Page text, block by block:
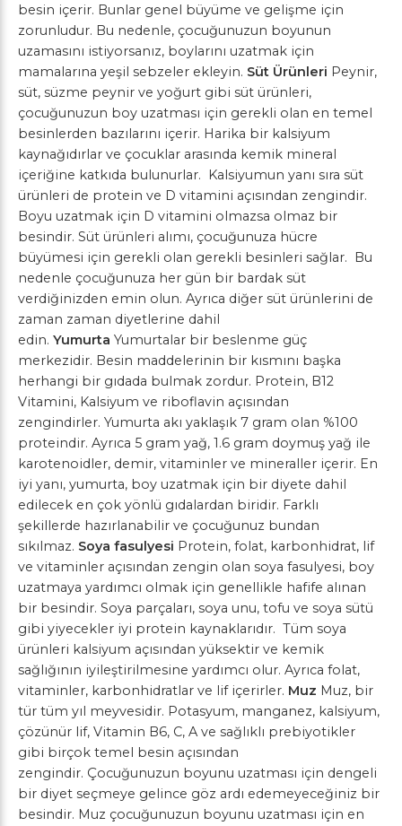
besin içerir. Bunlar genel büyüme ve gelişme için
zorunludur. Bu nedenle, çocuğunuzun boyunun
uzamasını istiyorsanız, boylarını uzatmak için
mamalarına yeşil sebzeler ekleyin. Süt Ürünleri Peynir,
süt, süzme peynir ve yoğurt gibi süt ürünleri,
çocuğunuzun boy uzatması için gerekli olan en temel
besinlerden bazılarını içerir. Harika bir kalsiyum
kaynağıdırlar ve çocuklar arasında kemik mineral
içeriğine katkıda bulunurlar. Kalsiyumun yanı sıra süt
ürünleri de protein ve D vitamini açısından zengindir.
Boyu uzatmak için D vitamini olmazsa olmaz bir
besindir. Süt ürünleri alımı, çocuğunuza hücre
büyümesi için gerekli olan gerekli besinleri sağlar. Bu
nedenle çocuğunuza her gün bir bardak süt
verdiğinizden emin olun. Ayrıca diğer süt ürünlerini de
zaman zaman diyetlerine dahil
edin. Yumurta Yumurtalar bir beslenme güç
merkezidir. Besin maddelerinin bir kısmını başka
herhangi bir gıdada bulmak zordur. Protein, B12
Vitamini, Kalsiyum ve riboflavin açısından
zengindirler. Yumurta akı yaklaşık 7 gram olan %100
proteindir. Ayrıca 5 gram yağ, 1.6 gram doymuş yağ ile
karotenoidler, demir, vitaminler ve mineraller içerir. En
iyi yanı, yumurta, boy uzatmak için bir diyete dahil
edilecek en çok yönlü gıdalardan biridir. Farklı
şekillerde hazırlanabilir ve çocuğunuz bundan
sıkılmaz. Soya fasulyesi Protein, folat, karbonhidrat, lif
ve vitaminler açısından zengin olan soya fasulyesi, boy
uzatmaya yardımcı olmak için genellikle hafife alınan
bir besindir. Soya parçaları, soya unu, tofu ve soya sütü
gibi yiyecekler iyi protein kaynaklarıdır. Tüm soya
ürünleri kalsiyum açısından yüksektir ve kemik
sağlığının iyileştirilmesine yardımcı olur. Ayrıca folat,
vitaminler, karbonhidratlar ve lif içerirler. Muz Muz, bir
tür tüm yıl meyvesidir. Potasyum, manganez, kalsiyum,
çözünür lif, Vitamin B6, C, A ve sağlıklı prebiyotikler
gibi birçok temel besin açısından
zengindir. Çocuğunuzun boyunu uzatması için dengeli
bir diyet seçmeye gelince göz ardı edemeyeceğiniz bir
besindir. Muz çocuğunuzun boyunu uzatması için en